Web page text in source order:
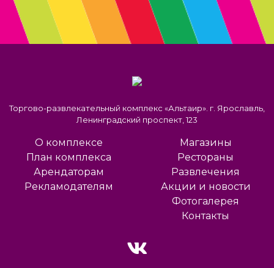
Торгово-развлекательный комплекс «Альтаир». г. Ярославль,
Ленинградский проспект, 123
О комплексе
План комплекса
Арендаторам
Рекламодателям
Магазины
Рестораны
Развлечения
Акции и новости
Фотогалерея
Контакты